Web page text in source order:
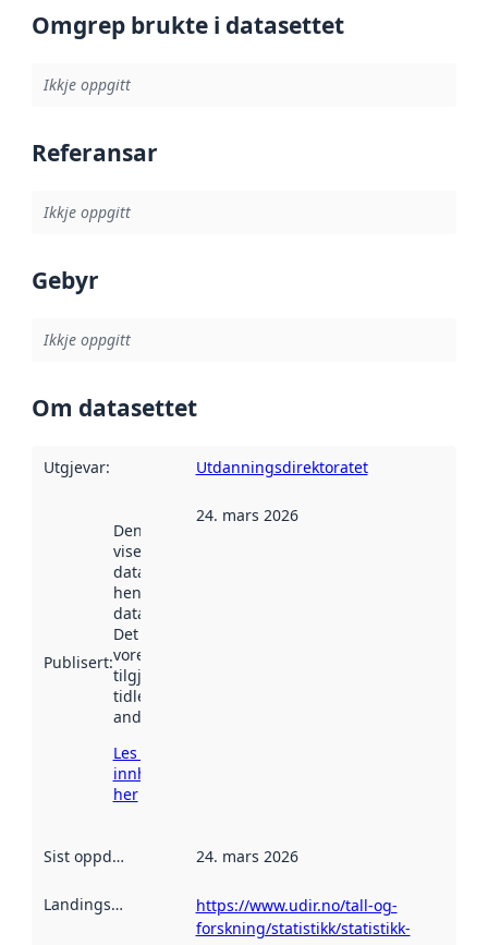
Omgrep brukte i datasettet
Ikkje oppgitt
Referansar
Ikkje oppgitt
Gebyr
Ikkje oppgitt
Om datasettet
Utgjevar: Utdanningsdirektoratet
Publisert:
Denne datoen
viser når
datasettet vart
henta inn av
data.norge.no.
Det kan ha
vore
tilgjengeleg
tidlegare
andre stader.
Les meir om
innhenting
her
24. mars 2026
Sist oppdatert 24. mars 2026
Landingsside
https://www.udir.no/tall-og-
forskning/statistikk/statistikk-